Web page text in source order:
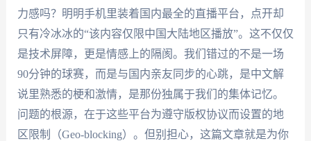
力感吗？明明手机里装着国内最全的直播平台，点开却
只有冷冰冰的“该内容仅限中国大陆地区播放”。这不仅仅
是技术屏障，更是情感上的隔阂。我们错过的不是一场
90分钟的球赛，而是与国内亲友同步的心跳，是中文解
说里熟悉的梗和激情，是那份独属于我们的集体记忆。
问题的根源，在于这些平台为遵守版权协议而设置的地
区限制（Geo-blocking）。但别担心，这篇文章就是为你